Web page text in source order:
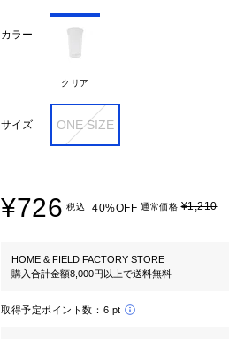
カラー
クリア
サイズ ONE SIZE
¥726 税込 40%OFF 通常価格¥1,210
HOME & FIELD FACTORY STORE
購入合計金額8,000円以上で送料無料
取得予定ポイント数： 6 pt